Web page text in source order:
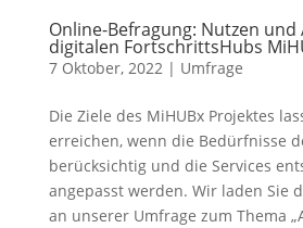
Online-Befragung: Nutzen und
digitalen FortschrittsHubs
7 Oktober, 2022| Umfrage
Die Ziele des MiHUBx Projektes
erreichen, wenn die Bedürfnisse
berücksichtig und die Services
angepasst werden. Wir laden Sie
an unserer Umfrage zum Thema